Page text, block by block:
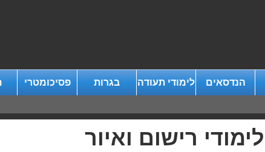
הנדסאים לימודי תעודה בגרות פסיכומטרי
לימודי רישום ואיור